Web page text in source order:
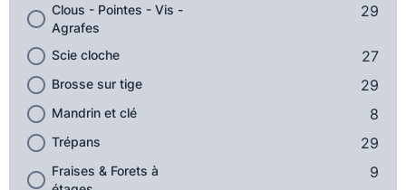
Clous - Pointes - Vis -
Agrafes
29
Scie cloche 27
Brosse sur tige 29
Mandrin et clé 8
Trépans 29
Fraises & Forets à
9